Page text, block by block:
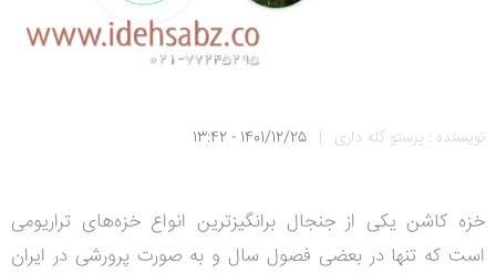
نویسنده : پرستو گله داری |
1401/12/25 - 13:42
خزه کاشن یکی از جنجال برانگیزترین انواع خزه‌های تراریومی
است که تنها در بعضی فصول سال و به صورت پرورشی در ایران